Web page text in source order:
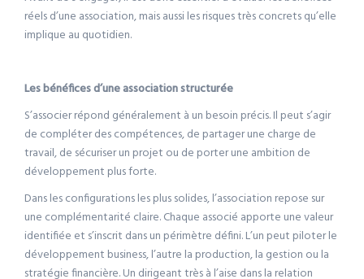
réels d’une association, mais aussi les risques très concrets qu’elle
implique au quotidien.
Les bénéfices d’une association structurée
S’associer répond généralement à un besoin précis. Il peut s’agir
de compléter des compétences, de partager une charge de
travail, de sécuriser un projet ou de porter une ambition de
développement plus forte.
Dans les configurations les plus solides, l’association repose sur
une complémentarité claire. Chaque associé apporte une valeur
identifiée et s’inscrit dans un périmètre défini. L’un peut piloter le
développement business, l’autre la production, la gestion ou la
stratégie financière. Un dirigeant très à l’aise dans la relation